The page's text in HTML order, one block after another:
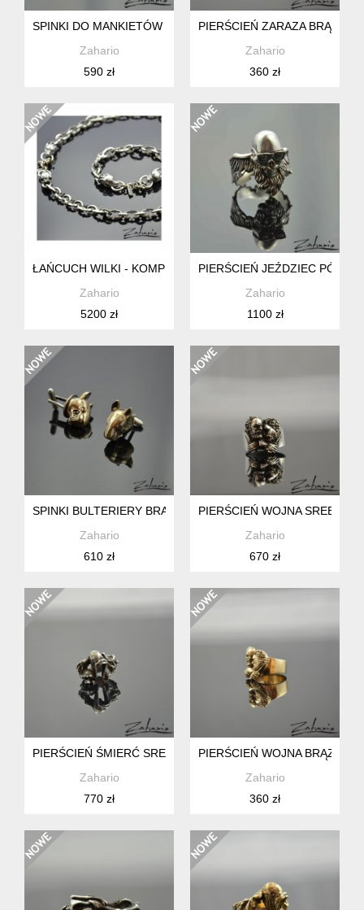
SPINKI DO MANKIETÓW BRĄZ ZAHARIO
Zahario
590 zł
PIERŚCIEŃ ZARAZA BRĄZ
Zahario
360 zł
ŁAŃCUCH WILKI - KOMPLET
Zahario
5200 zł
PIERŚCIEŃ JEŹDZIEC
Zahario
1100 zł
SPINKI BULTERIERY BRĄZ
Zahario
610 zł
PIERŚCIEŃ WOJNA SREBRO
Zahario
670 zł
PIERŚCIEŃ ŚMIERĆ SREBRO ZAHARIO
Zahario
770 zł
PIERŚCIEŃ WOJNA BRĄZ
Zahario
360 zł